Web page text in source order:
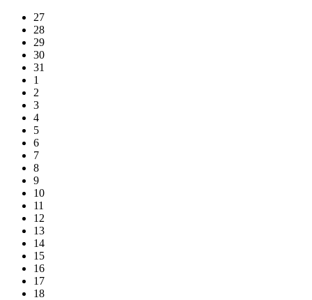
27
28
29
30
31
1
2
3
4
5
6
7
8
9
10
11
12
13
14
15
16
17
18